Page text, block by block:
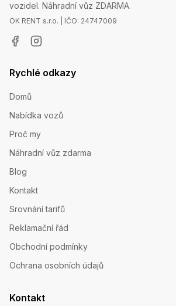
vozidel. Náhradní vůz ZDARMA.
OK RENT s.r.o. | IČO: 24747009
Rychlé odkazy
Domů
Nabídka vozů
Proč my
Náhradní vůz zdarma
Blog
Kontakt
Srovnání tarifů
Reklamační řád
Obchodní podmínky
Ochrana osobních údajů
Kontakt